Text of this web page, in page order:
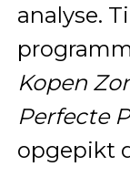
analyse.
Kopen
Perfecte
opgepikt